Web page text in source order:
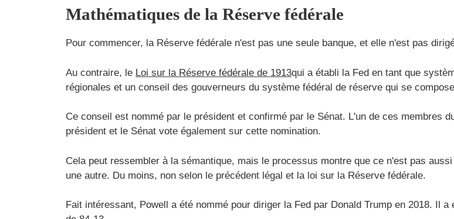
Mathématiques de la Réserve fédérale
Pour commencer, la Réserve fédérale n'est pas une seule banque, et elle n'est pas
Au contraire, le Loi sur la Réserve fédérale de 1913qui a établi la Fed en tant que
régionales et un conseil des gouverneurs du système fédéral de réserve qui se
Ce conseil est nommé par le président et confirmé par le Sénat. L'un de ces membres
président et le Sénat vote également sur cette nomination.
Cela peut ressembler à la sémantique, mais le processus montre que ce n'est pas
une autre. Du moins, non selon le précédent légal et la loi sur la Réserve fédérale.
Fait intéressant, Powell a été nommé pour diriger la Fed par Donald Trump en 2018. Il